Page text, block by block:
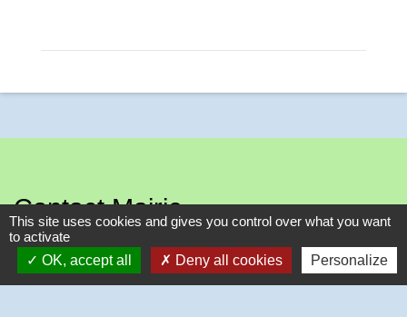
Contact Mairie
Commune de Grainville sur RY
275, rue du Bois Aubry
This site uses cookies and gives you control over what you want
to activate
OK, accept all
Deny all cookies Personalize